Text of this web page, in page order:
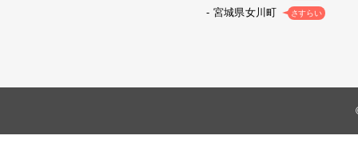
宮城県女川町 さすらい